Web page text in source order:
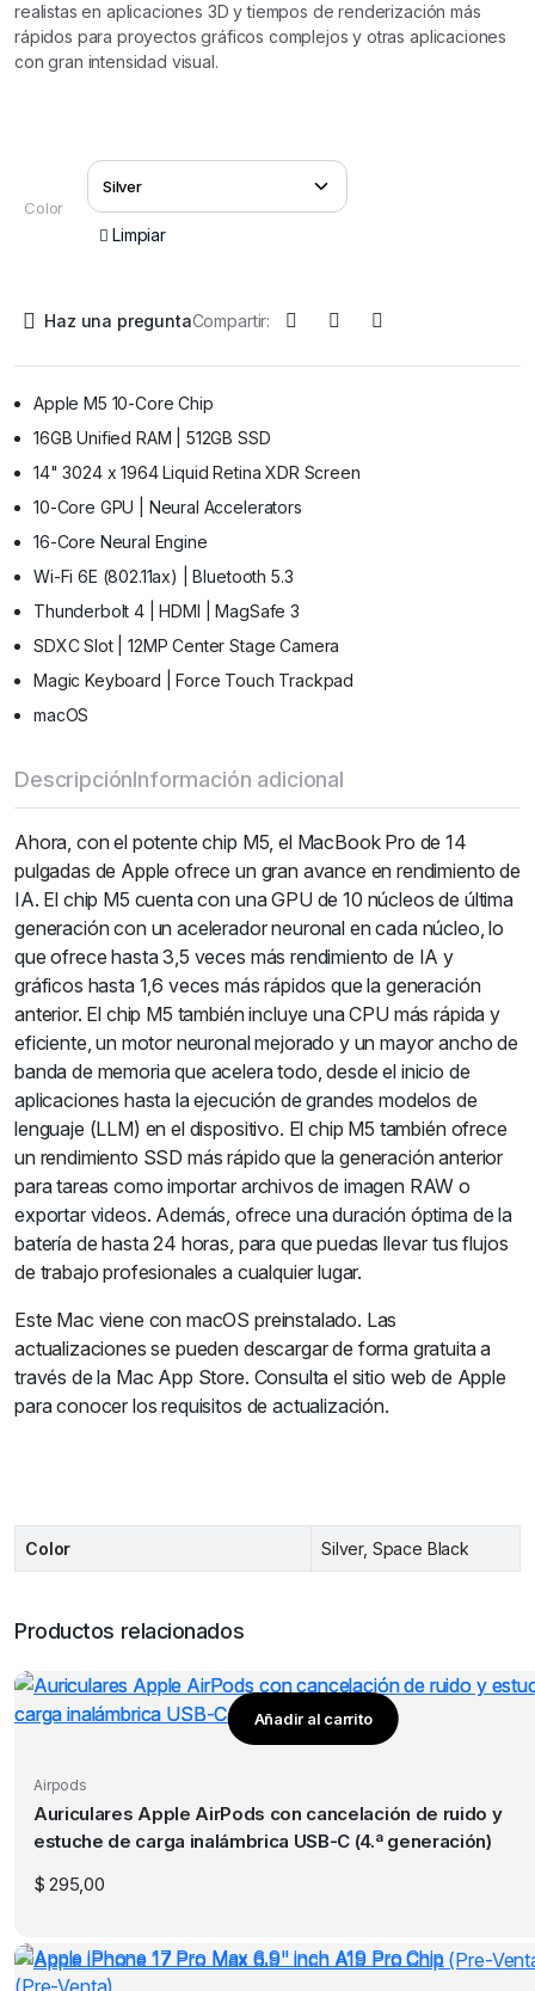
realistas en aplicaciones 3D y tiempos de renderización más
rápidos para proyectos gráficos complejos y otras aplicaciones
con gran intensidad visual.
Color
Limpiar
Haz una preguntaCompartir:
Apple M5 10-Core Chip
16GB Unified RAM | 512GB SSD
14" 3024 x 1964 Liquid Retina XDR Screen
10-Core GPU | Neural Accelerators
16-Core Neural Engine
Wi-Fi 6E (802.11ax) | Bluetooth 5.3
Thunderbolt 4 | HDMI | MagSafe 3
SDXC Slot | 12MP Center Stage Camera
Magic Keyboard | Force Touch Trackpad
macOS
DescripciónInformación adicional
Ahora, con el potente chip M5, el MacBook Pro de 14
pulgadas de Apple ofrece un gran avance en rendimiento de
IA. El chip M5 cuenta con una GPU de 10 núcleos de última
generación con un acelerador neuronal en cada núcleo, lo
que ofrece hasta 3,5 veces más rendimiento de IA y
gráficos hasta 1,6 veces más rápidos que la generación
anterior. El chip M5 también incluye una CPU más rápida y
eficiente, un motor neuronal mejorado y un mayor ancho de
banda de memoria que acelera todo, desde el inicio de
aplicaciones hasta la ejecución de grandes modelos de
lenguaje (LLM) en el dispositivo. El chip M5 también ofrece
un rendimiento SSD más rápido que la generación anterior
para tareas como importar archivos de imagen RAW o
exportar videos. Además, ofrece una duración óptima de la
batería de hasta 24 horas, para que puedas llevar tus flujos
de trabajo profesionales a cualquier lugar.
Este Mac viene con macOS preinstalado. Las
actualizaciones se pueden descargar de forma gratuita a
través de la Mac App Store. Consulta el sitio web de Apple
para conocer los requisitos de actualización.
Color Silver, Space Black
Productos relacionados
Añadir al carrito
Airpods
Auriculares Apple AirPods con cancelación de ruido y
estuche de carga inalámbrica USB-C (4.ª generación)
$ 295,00